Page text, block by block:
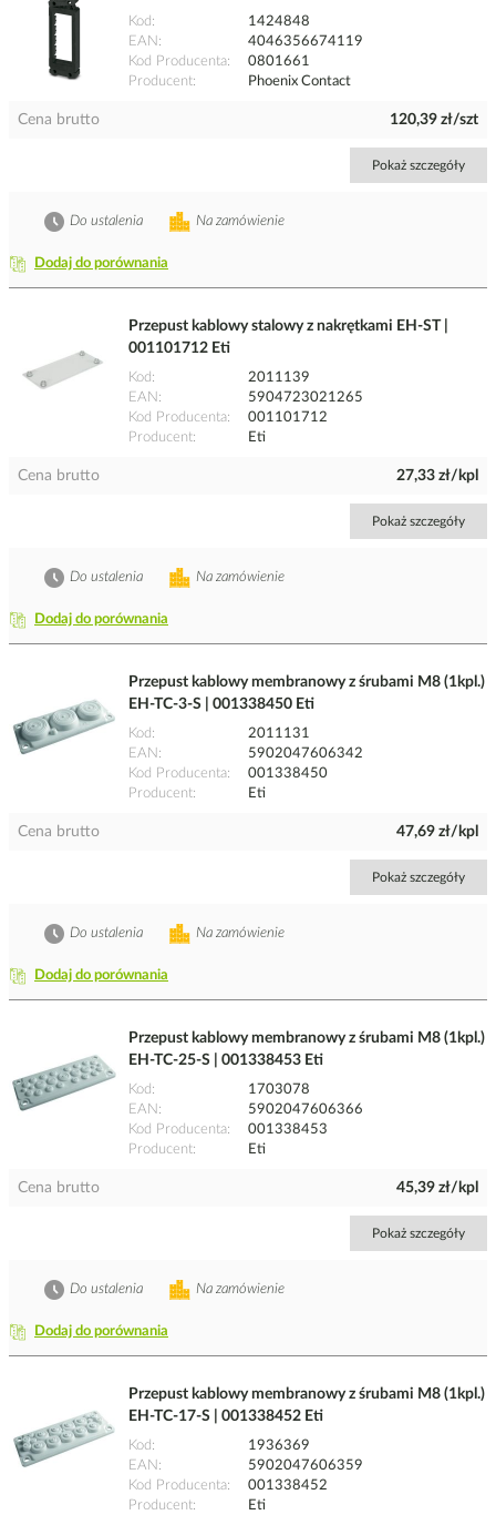
Kod
1424848
EAN
4046356674119
Kod Producenta
0801661
Producent
Phoenix Contact
Cena brutto 120,39 zł/szt
Pokaż szczegóły
Dodaj do porównania
Na zamówienie
Do ustalenia
Przepust kablowy stalowy z nakrętkami EH-ST |
001101712 Eti
Kod
2011139
EAN
5904723021265
Kod Producenta
001101712
Producent
Eti
Cena brutto 27,33 zł/kpl
Pokaż szczegóły
Dodaj do porównania
Na zamówienie
Do ustalenia
Przepust kablowy membranowy z śrubami M8 (1kpl.)
EH-TC-3-S | 001338450 Eti
Kod
2011131
EAN
5902047606342
Kod Producenta
001338450
Producent
Eti
Cena brutto 47,69 zł/kpl
Pokaż szczegóły
Dodaj do porównania
Na zamówienie
Do ustalenia
Przepust kablowy membranowy z śrubami M8 (1kpl.)
EH-TC-25-S | 001338453 Eti
Kod
1703078
EAN
5902047606366
Kod Producenta
001338453
Producent
Eti
Cena brutto 45,39 zł/kpl
Pokaż szczegóły
Dodaj do porównania
Na zamówienie
Do ustalenia
Przepust kablowy membranowy z śrubami M8 (1kpl.)
EH-TC-17-S | 001338452 Eti
Kod
1936369
EAN
5902047606359
Kod Producenta
001338452
Producent
Eti